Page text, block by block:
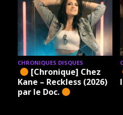
CHRONIQUES DISQUES
[Chronique] Chez
Kane – Reckless (2026)
par le Doc.